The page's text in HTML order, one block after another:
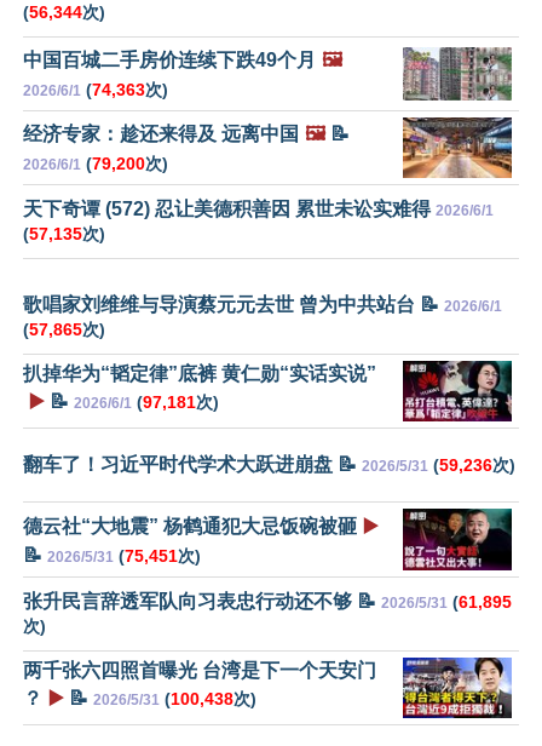
(56,344次)
中国百城二手房价连续下跌49个月 🖼️
2026/6/1 (74,363次)
经济专家：趁还来得及 远离中国 🖼️📝
2026/6/1 (79,200次)
天下奇谭 (572) 忍让美德积善因 累世未讼实难得 2026/6/1
(57,135次)
歌唱家刘维维与导演蔡元元去世 曾为中共站台 📝 2026/6/1
(57,865次)
扒掉华为“韬定律”底裤 黄仁勋“实话实说”
▶️ 📝 2026/6/1 (97,181次)
翻车了！习近平时代学术大跃进崩盘 📝 2026/5/31 (59,236次)
德云社“大地震” 杨鹤通犯大忌饭碗被砸 ▶️
📝 2026/5/31 (75,451次)
张升民言辞透军队向习表忠行动还不够 📝 2026/5/31 (61,895
次)
两千张六四照首曝光 台湾是下一个天安门
？
▶️ 📝 2026/5/31 (100,438次)